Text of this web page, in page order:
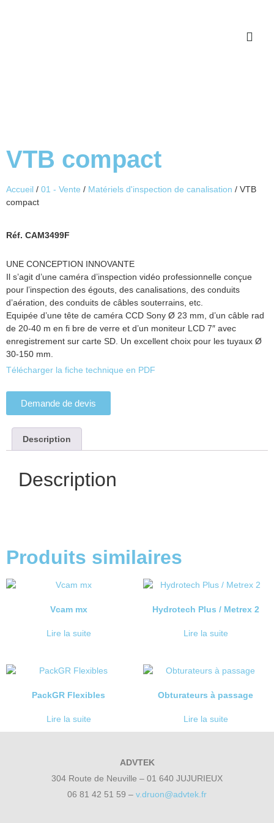
VTB compact
Accueil / 01 - Vente / Matériels d'inspection de canalisation / VTB
compact
Réf. CAM3499F
UNE CONCEPTION INNOVANTE
Il s’agit d’une caméra d’inspection vidéo professionnelle conçue
pour l’inspection des égouts, des canalisations, des conduits
d’aération, des conduits de câbles souterrains, etc.
Equipée d’une tête de caméra CCD Sony Ø 23 mm, d’un câble rad
de 20-40 m en fi bre de verre et d’un moniteur LCD 7″ avec
enregistrement sur carte SD. Un excellent choix pour les tuyaux Ø
30-150 mm.
Télécharger la fiche technique en PDF
Demande de devis
Description
Description
Produits similaires
Vcam mx
Lire la suite
Hydrotech Plus / Metrex 2
Lire la suite
PackGR Flexibles
Lire la suite
Obturateurs à passage
Lire la suite
ADVTEK
304 Route de Neuville – 01 640 JUJURIEUX
06 81 42 51 59 – v.druon@advtek.fr